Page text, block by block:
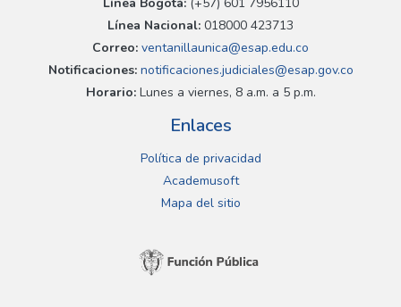
Línea Bogotá:(+57) 601 7956110
Línea Nacional: 018000 423713
Correo: ventanillaunica@esap.edu.co
Notificaciones:notificaciones.judiciales@esap.gov.co
Horario:Lunes a viernes, 8 a.m. a 5 p.m.
Enlaces
Política de privacidad
Academusoft
Mapa del sitio